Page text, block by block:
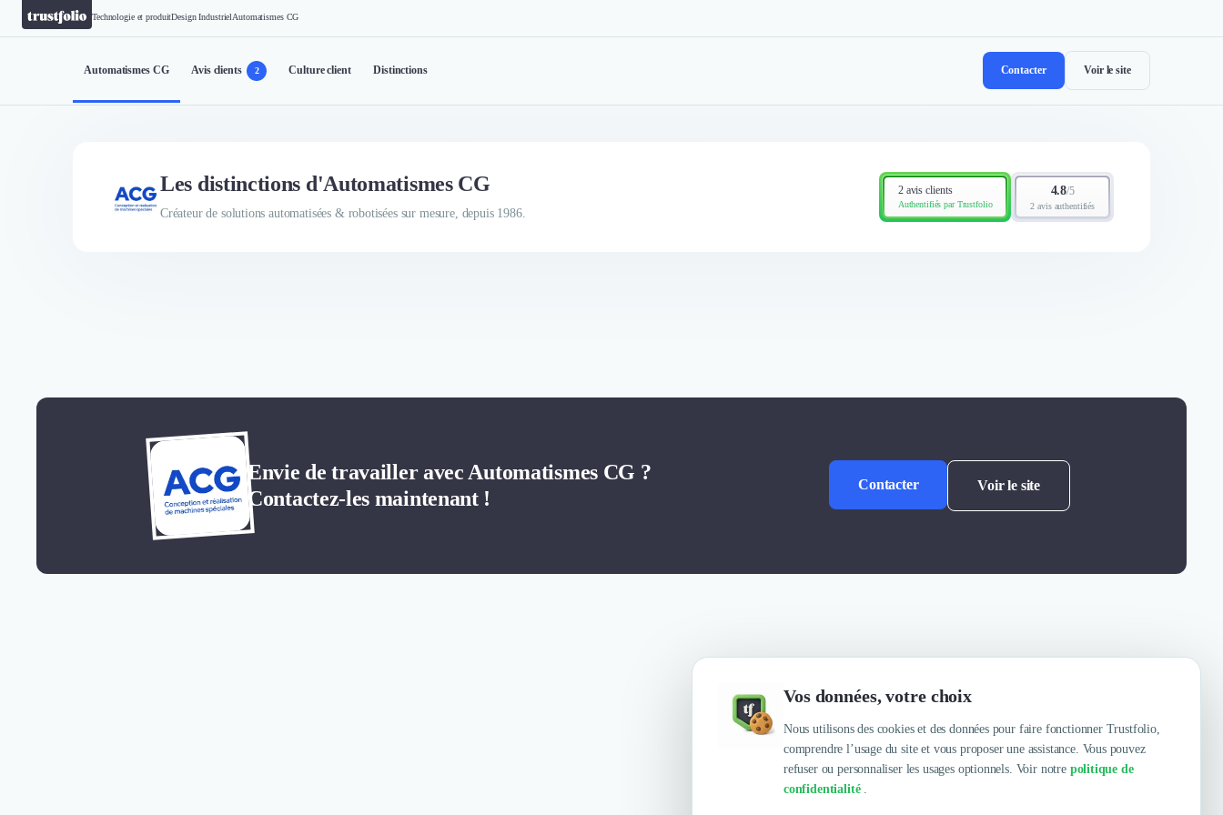
Vos données, votre choix
Nous utilisons des cookies et des données pour faire fonctionner Trustfolio,
comprendre l’usage du site et vous proposer une assistance. Vous pouvez
refuser ou personnaliser les usages optionnels. Voir notre politique de
confidentialité.
Technologie et produitDesign IndustrielAutomatismes CG
Contacter Voir le site
Automatismes CG Avis clients 2 Culture client Distinctions
Les distinctions d'Automatismes CG
Créateur de solutions automatisées & robotisées sur mesure, depuis 1986.
2 avis clients
Authentifiés par Trustfolio
4.8/5
2 avis authentifiés
Envie de travailler avec Automatismes CG ?
Contactez-les maintenant !
Contacter Voir le site